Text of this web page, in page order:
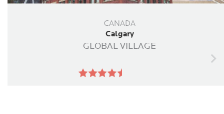
CANADA
Calgary
GLOBAL VILLAGE